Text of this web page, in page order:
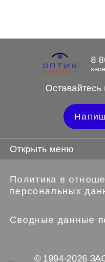
Оставайтесь
8
Открыть меню
Политика в
персональных
Сводные данные
© 1994-2026